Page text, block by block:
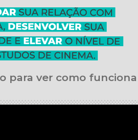
para ver como funciona